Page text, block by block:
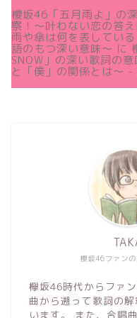
櫻坂46「五月雨よ」の
察！〜叶わない恋の答
雨や傘は何を表してい
語のもつ深い意味～ に
SNOW」の深い歌詞の意
と「僕」の関係とは～
櫻坂46ファン
欅坂46時代からファ
曲から遡って歌詞の
います。 また、合唱